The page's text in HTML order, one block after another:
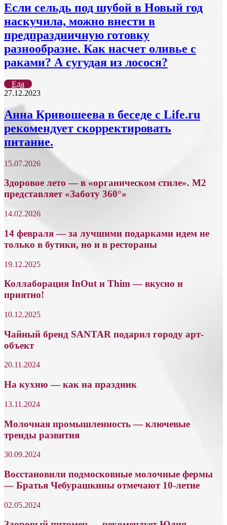
Если сельдь под шубой в Новый год
наскучила, можно внести в
предпраздничную готовку
разнообразие. Как насчет оливье с
раками? А сугудая из лосося?
Еда
27.12.2023
Анна Кривошеева в беседе с Life.ru
рекомендует скорректировать
питание.
15.07.2026
Здоровое лето — в «органическом стиле». М2
представляет «Заботу 360°»
14.02.2026
14 февраля — за лучшими подарками идем не
только в бутики, но и в рестораны
19.12.2025
Коллаборация InOut и Thim — вкусно и
приятно!
10.12.2025
Чайный бренд SANTAR подарил городу арт-
объект
20.11.2024
На кухню — как на праздник
13.11.2024
Молочная промышленность — ключевые
тренды развития
30.09.2024
Восстановили подмосковные молочные фермы
— Братья Чебурашкины отмечают 10-летие
02.05.2024